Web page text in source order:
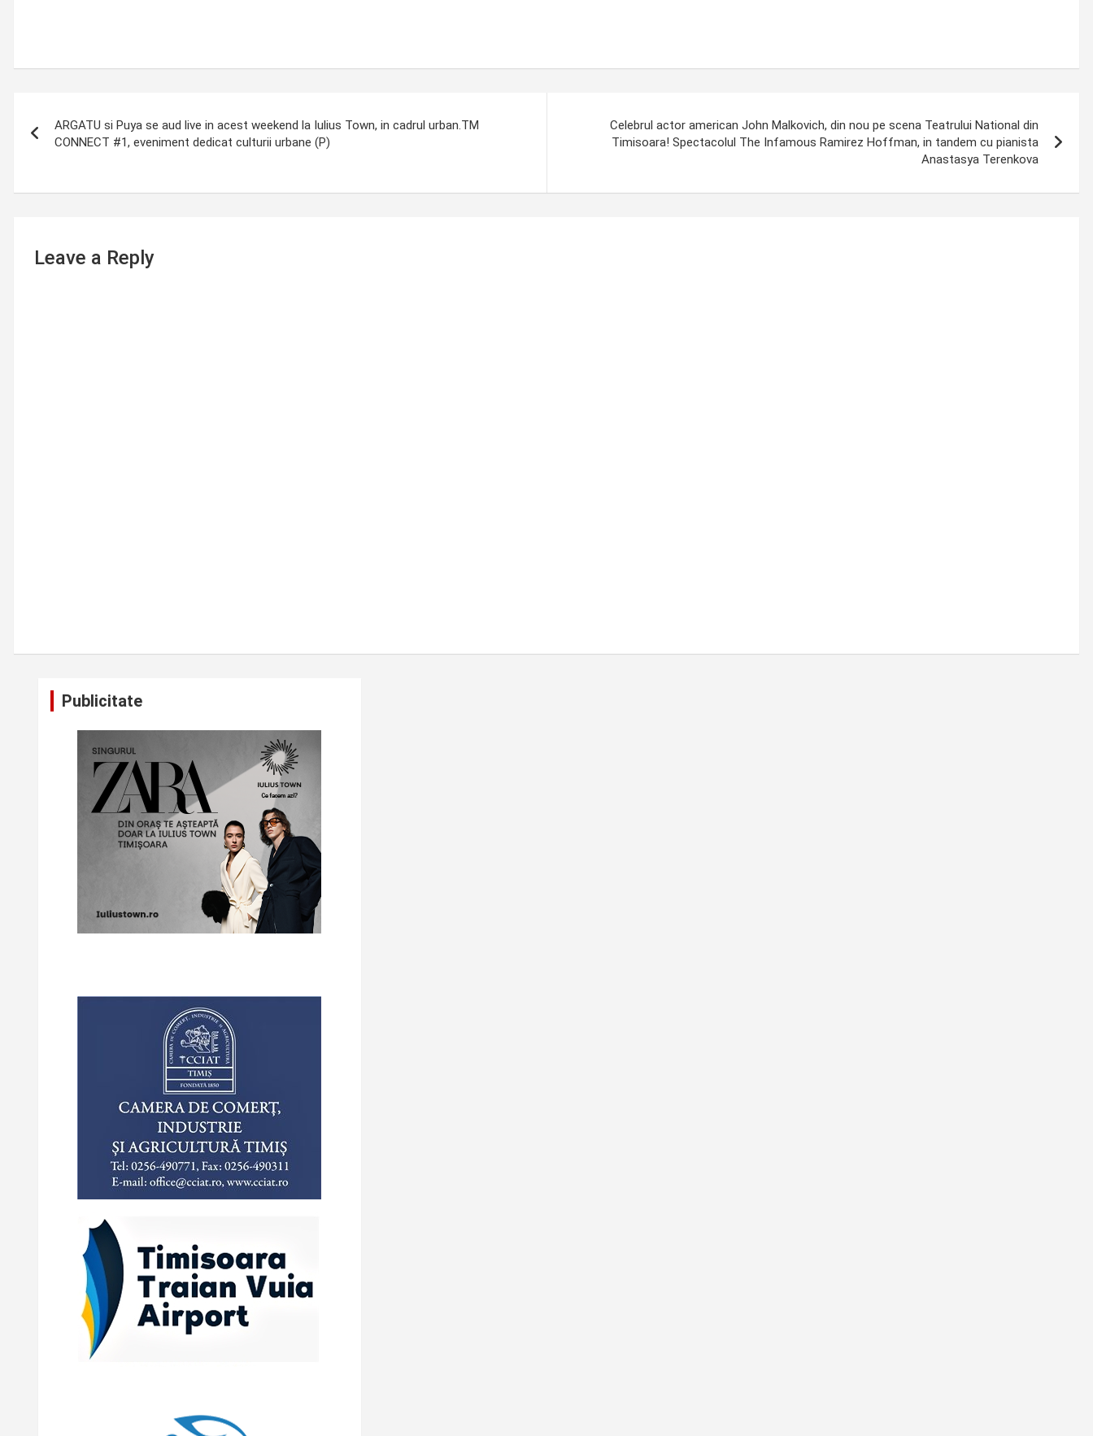
navigation
ARGATU si Puya se aud live in acest weekend la Iulius Town, in cadrul urban.TM
CONNECT #1, eveniment dedicat culturii urbane (P)
Celebrul actor american John Malkovich, din nou pe scena Teatrului National din
Timisoara! Spectacolul The Infamous Ramirez Hoffman, in tandem cu pianista
Anastasya Terenkova
Leave a Reply
Publicitate